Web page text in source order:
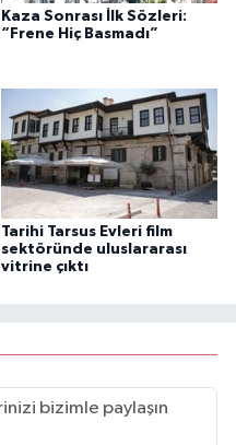
Kaza Sonrası İlk Sözleri:
“Frene Hiç Basmadı”
Tarihi Tarsus Evleri film
sektöründe uluslararası
vitrine çıktı